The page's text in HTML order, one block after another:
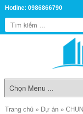
Hotline: 0986866790
Trang chủ » Dự án »